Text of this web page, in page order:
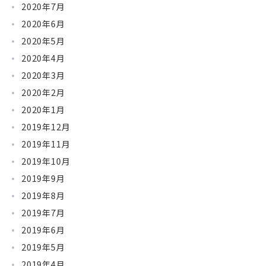
2020年7月
2020年6月
2020年5月
2020年4月
2020年3月
2020年2月
2020年1月
2019年12月
2019年11月
2019年10月
2019年9月
2019年8月
2019年7月
2019年6月
2019年5月